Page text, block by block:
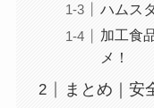
ハムス
加工食
メ！
まとめ｜安